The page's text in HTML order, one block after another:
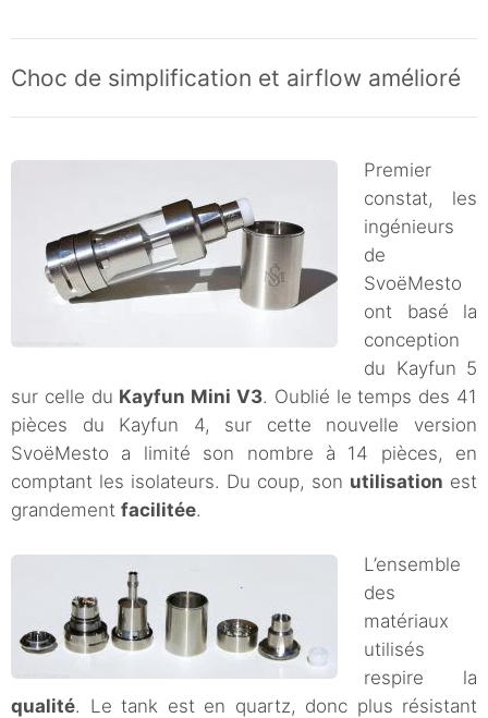
Choc de simplification et airflow amélioré
Premier
constat, les
ingénieurs
de
SvoëMesto
ont basé la
conception
du Kayfun 5
sur celle du Kayfun Mini V3. Oublié le temps des 41
pièces du Kayfun 4, sur cette nouvelle version
SvoëMesto a limité son nombre à 14 pièces, en
comptant les isolateurs. Du coup, son utilisation est
grandement facilitée.
L’ensemble
des
matériaux
utilisés
respire la
qualité. Le tank est en quartz, donc plus résistant